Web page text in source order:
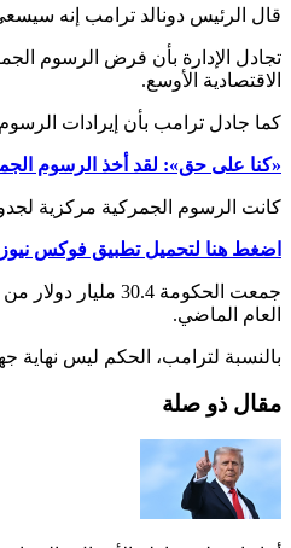
قال الرئيس دونالد ترامب إنه
تجادل الإدارة بأن فرض الرسوم
الاقتصادية الأوسع.
كما جادل ترامب بأن إيرادات
«كنا على حق»: لقد أخذ الرسوم
كانت الرسوم الجمركية مركزية
اضغط هنا لتحميل تطبيق فوكس نيوز
العام الماضي.
بالنسبة لترامب، الحكم ليس نهاية
مقال ذو صلة